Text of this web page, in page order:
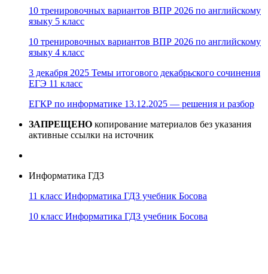
10 тренировочных вариантов ВПР 2026 по английскому
языку 5 класс
10 тренировочных вариантов ВПР 2026 по английскому
языку 4 класс
3 декабря 2025 Темы итогового декабрьского сочинения
ЕГЭ 11 класс
ЕГКР по информатике 13.12.2025 — решения и разбор
ЗАПРЕЩЕНО копирование материалов без указания
активные ссылки на источник
Информатика ГДЗ
11 класс Информатика ГДЗ учебник Босова
10 класс Информатика ГДЗ учебник Босова